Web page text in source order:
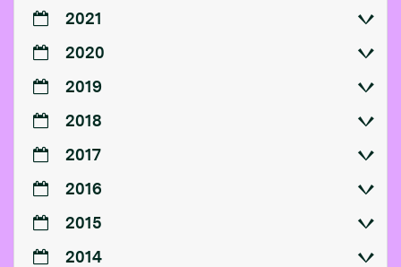
2021
2020
2019
2018
2017
2016
2015
2014